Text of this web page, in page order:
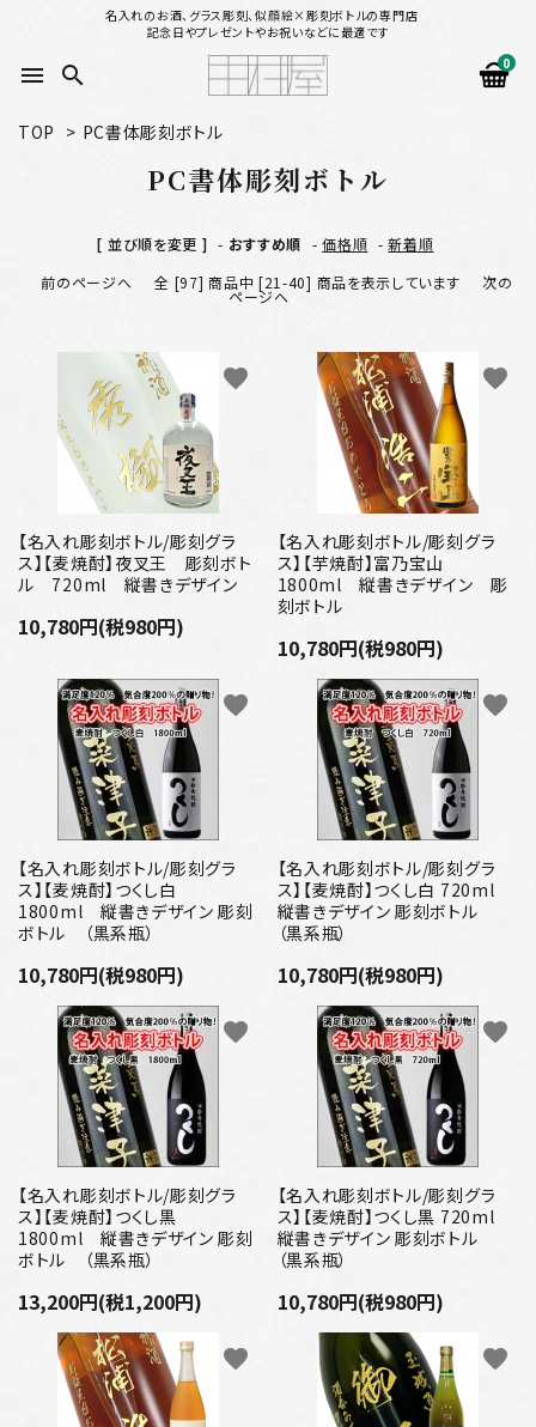
名入れのお酒、グラス彫刻、似顔絵×彫刻ボトルの専門店
記念日やプレゼントやお祝いなどに最適です
menu search 0
似顔絵から選ぶ
名入れ（縦書き）から選ぶ
名入れ（横書き）から選ぶ
配送方法
お支払方法
プライバシーポリシー
特定商取引法について
TOP > PC書体彫刻ボトル
PC書体彫刻ボトル
[ 並び順を変更 ] - おすすめ順 -価格順 -新着順
前のページへ
全 [97] 商品中 [21-40] 商品を表示しています 次の
ページへ
【名入れ彫刻ボトル/彫刻グラ
ス】【麦焼酎】夜叉王 彫刻ボト
ル 720ml 縦書きデザイン
10,780円(税980円)
favorite
【名入れ彫刻ボトル/彫刻グラ
ス】【芋焼酎】富乃宝山
1800ml 縦書きデザイン 彫
刻ボトル
10,780円(税980円)
favorite
【名入れ彫刻ボトル/彫刻グラ
ス】【麦焼酎】つくし白
1800ml 縦書きデザイン 彫刻
ボトル （黒系瓶）
10,780円(税980円)
favorite
【名入れ彫刻ボトル/彫刻グラ
ス】【麦焼酎】つくし白 720ml
縦書きデザイン 彫刻ボトル
（黒系瓶）
10,780円(税980円)
favorite
【名入れ彫刻ボトル/彫刻グラ
ス】【麦焼酎】つくし黒
1800ml 縦書きデザイン 彫刻
ボトル （黒系瓶）
13,200円(税1,200円)
favorite
【名入れ彫刻ボトル/彫刻グラ
ス】【麦焼酎】つくし黒 720ml
縦書きデザイン 彫刻ボトル
（黒系瓶）
10,780円(税980円)
favorite
favorite favorite